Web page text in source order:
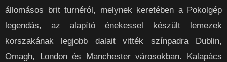
állomásos brit turnéról, melynek keretében a Pokolgép
legendás, az alapító énekessel készült lemezek
korszakának legjobb dalait vitték színpadra Dublin,
Omagh, London és Manchester városokban. Kalapács